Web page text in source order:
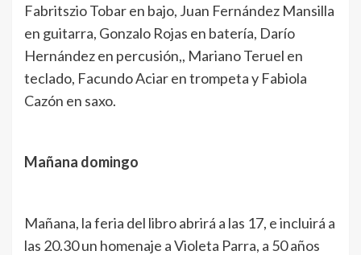
Fabritszio Tobar en bajo, Juan Fernández Mansilla
en guitarra, Gonzalo Rojas en batería, Darío
Hernández en percusión,, Mariano Teruel en
teclado, Facundo Aciar en trompeta y Fabiola
Cazón en saxo.
Mañana domingo
Mañana, la feria del libro abrirá a las 17, e incluirá a
las 20.30 un homenaje a Violeta Parra, a 50 años